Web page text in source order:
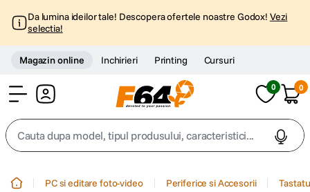
Da lumina ideilor tale! Descopera ofertele noastre Godox! Vezi
selectia!
Magazin online Inchirieri Printing Cursuri
0 0
Cauta dupa model, tipul produsului, caracteristici...
PC si editare foto-video Periferice si Accesorii